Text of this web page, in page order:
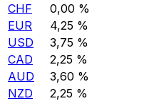
CHF
0,00 %
EUR
4,25 %
USD
3,75 %
CAD
2,25 %
AUD
3,60 %
NZD
2,25 %